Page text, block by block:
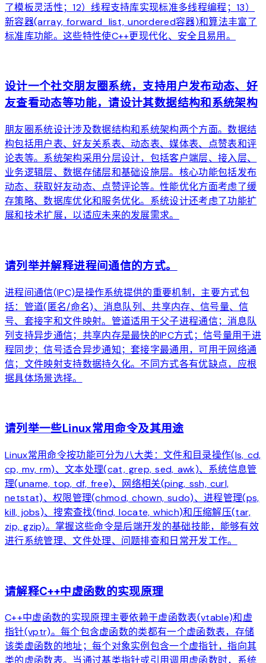
了模板灵活性；12）线程支持库实现标准多线程编程；13）
新容器(array, forward_list, unordered容器)和算法丰富了
标准库功能。这些特性使C++更现代化、安全且易用。
设计一个社交朋友圈系统，支持用户发布动态、好
友查看动态等功能，请设计其数据结构和系统架构
朋友圈系统设计涉及数据结构和系统架构两个方面。数据结
构包括用户表、好友关系表、动态表、媒体表、点赞表和评
论表等。系统架构采用分层设计，包括客户端层、接入层、
业务逻辑层、数据存储层和基础设施层。核心功能包括发布
动态、获取好友动态、点赞评论等。性能优化方面考虑了缓
存策略、数据库优化和服务优化。系统设计还考虑了功能扩
展和技术扩展，以适应未来的发展需求。
请列举并解释进程间通信的方式。
进程间通信(IPC)是操作系统提供的重要机制，主要方式包
括：管道(匿名/命名)、消息队列、共享内存、信号量、信
号、套接字和文件映射。管道适用于父子进程通信；消息队
列支持异步通信；共享内存是最快的IPC方式；信号量用于进
程同步；信号适合异步通知；套接字最通用，可用于网络通
信；文件映射支持数据持久化。不同方式各有优缺点，应根
据具体场景选择。
请列举一些Linux常用命令及其用途
Linux常用命令按功能可分为八大类：文件和目录操作(ls, cd,
cp, mv, rm)、文本处理(cat, grep, sed, awk)、系统信息管
理(uname, top, df, free)、网络相关(ping, ssh, curl,
netstat)、权限管理(chmod, chown, sudo)、进程管理(ps,
kill, jobs)、搜索查找(find, locate, which)和压缩解压(tar,
zip, gzip)。掌握这些命令是后端开发的基础技能，能够有效
进行系统管理、文件处理、问题排查和日常开发工作。
请解释C++中虚函数的实现原理
C++中虚函数的实现原理主要依赖于虚函数表(vtable)和虚
指针(vptr)。每个包含虚函数的类都有一个虚函数表，存储
该类虚函数的地址；每个对象实例包含一个虚指针，指向其